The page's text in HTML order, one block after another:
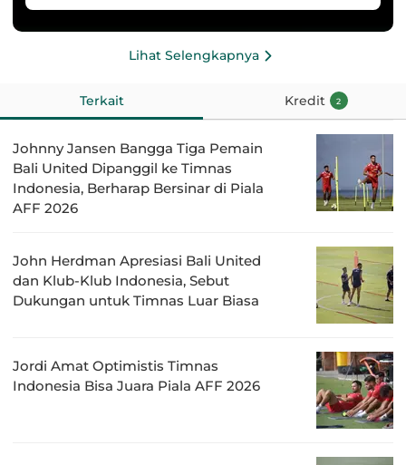
Lihat Selengkapnya
Terkait Kredit 2
Johnny Jansen Bangga Tiga Pemain
Bali United Dipanggil ke Timnas
Indonesia, Berharap Bersinar di Piala
AFF 2026
John Herdman Apresiasi Bali United
dan Klub-Klub Indonesia, Sebut
Dukungan untuk Timnas Luar Biasa
Jordi Amat Optimistis Timnas
Indonesia Bisa Juara Piala AFF 2026